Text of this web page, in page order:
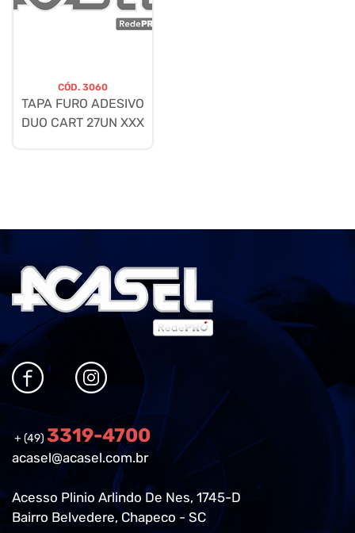
CÓD. 3060
TAPA FURO ADESIVO
DUO CART 27UN XXX
+ (49) 3319-4700
acasel@acasel.com.br
Acesso Plinio Arlindo De Nes, 1745-D
Bairro Belvedere, Chapeco - SC